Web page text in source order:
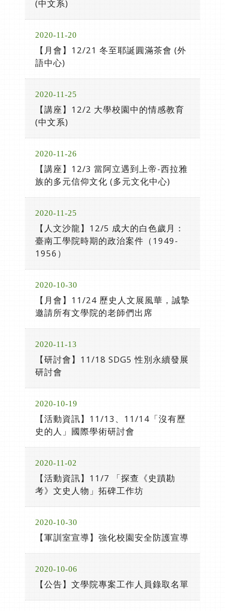
(中文系)
2020-11-20
【月會】12/21 冬至耶誕圓滿茶會 (外
語中心)
2020-11-25
【講座】12/2 大學校園中的情感教育
(中文系)
2020-11-26
【講座】12/3 當阿立遇到上帝-西拉雅
族的多元信仰文化 (多元文化中心)
2020-11-25
【人文沙龍】12/5 成大的白色歲月：
臺南工學院時期的政治案件（1949-
1956）
2020-10-30
【月會】11/24 歷史人文展風華，誠摯
邀請所有文學院的老師們出席
2020-11-13
【研討會】11/18 SDG5 性別永續發展
研討會
2020-10-19
【活動資訊】11/13、11/14「沒有歷
史的人」國際學術研討會
2020-11-02
【活動資訊】11/7 「探查《史蹟勘
考》文史人物」拓碑工作坊
2020-10-30
【軍訓室宣導】強化校園安全防護宣導
2020-10-06
【公告】文學院專案工作人員錄取名單